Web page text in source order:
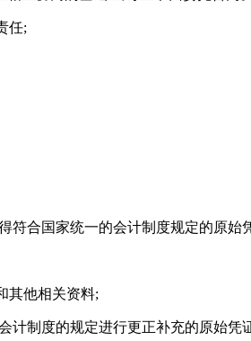
任;
符合国家统一的会计制度规定的原始
其他相关资料;
制度的规定进行更正补充的原始凭